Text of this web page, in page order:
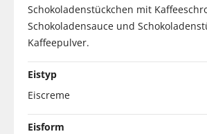
Schokoladenstückchen mit
Schokoladensauce und
Kaffeepulver.
Eistyp
Eiscreme
Eisform